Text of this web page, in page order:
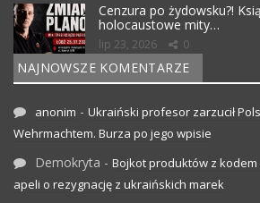
Cenzura po żydowsku?!
holocaustowe mity…
lip 23, 2026 0
NAJNOWSZE KOMENTARZE
anonim - Ukraiński profesor zarzucił
Wehrmachtem. Burza po jego wpisie
Demokryta - Bojkot produktów z kodem
apeli o rezygnację z ukraińskich marek